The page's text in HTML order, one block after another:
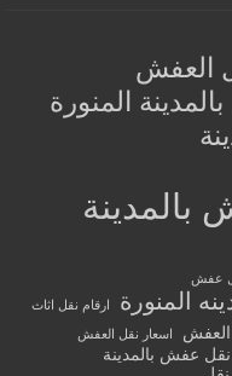
العفش
المنورة
عفش
المنورة ارقام نقل اثاث
اسعار نقل العفش
عفش بالمدينة